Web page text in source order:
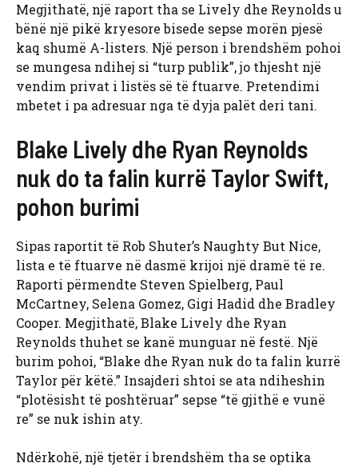
Megjithatë, një raport tha se Lively dhe Reynolds u
bënë një pikë kryesore bisede sepse morën pjesë
kaq shumë A-listers. Një person i brendshëm pohoi
se mungesa ndihej si “turp publik”, jo thjesht një
vendim privat i listës së të ftuarve. Pretendimi
mbetet i pa adresuar nga të dyja palët deri tani.
Blake Lively dhe Ryan Reynolds
nuk do ta falin kurrë Taylor Swift,
pohon burimi
Sipas raportit të Rob Shuter’s Naughty But Nice,
lista e të ftuarve në dasmë krijoi një dramë të re.
Raporti përmendte Steven Spielberg, Paul
McCartney, Selena Gomez, Gigi Hadid dhe Bradley
Cooper. Megjithatë, Blake Lively dhe Ryan
Reynolds thuhet se kanë munguar në festë. Një
burim pohoi, “Blake dhe Ryan nuk do ta falin kurrë
Taylor për këtë.” Insajderi shtoi se ata ndiheshin
“plotësisht të poshtëruar” sepse “të gjithë e vunë
re” se nuk ishin aty.
Ndërkohë, një tjetër i brendshëm tha se optika